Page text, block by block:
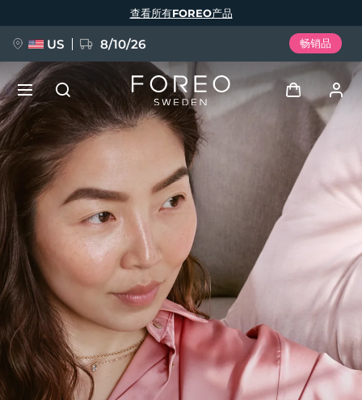
查看所有FOREO产品
US 8/10/26 畅销品
登录
用户信息
我的设备
我的订单
我的地址
我的订阅
新品
FAQ™ Pure Beauty-Tech Elixir
BREAKING NEWS
issa™ Teeth Whitening Set
语言
English Deutsch
Español
Français
Italiano
Português
Polski
Svenska
Русский
Türkçe
简体中文 繁體中文
发货国家